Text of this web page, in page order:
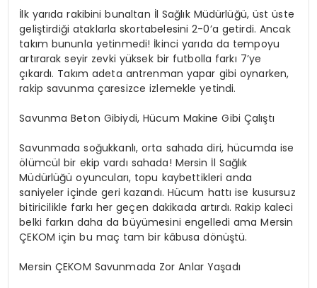
İlk yarıda rakibini bunaltan İl Sağlık Müdürlüğü, üst üste
geliştirdiği ataklarla skortabelesini 2-0’a getirdi. Ancak
takım bununla yetinmedi! İkinci yarıda da tempoyu
artırarak seyir zevki yüksek bir futbolla farkı 7’ye
çıkardı. Takım adeta antrenman yapar gibi oynarken,
rakip savunma çaresizce izlemekle yetindi.
Savunma Beton Gibiydi, Hücum Makine Gibi Çalıştı
Savunmada soğukkanlı, orta sahada diri, hücumda ise
ölümcül bir ekip vardı sahada! Mersin İl Sağlık
Müdürlüğü oyuncuları, topu kaybettikleri anda
saniyeler içinde geri kazandı. Hücum hattı ise kusursuz
bitiricilikle farkı her geçen dakikada artırdı. Rakip kaleci
belki farkın daha da büyümesini engelledi ama Mersin
ÇEKOM için bu maç tam bir kâbusa dönüştü.
Mersin ÇEKOM Savunmada Zor Anlar Yaşadı